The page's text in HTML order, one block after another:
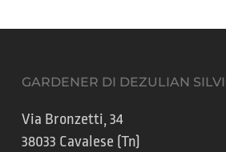
GARDENER DI DEZULIAN
Via Bronzetti, 34
38033 Cavalese (Tn)